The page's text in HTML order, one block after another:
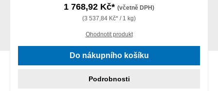
1 768,92 Kč* (včetně DPH)
(3 537,84 Kč* / 1 kg)
Ohodnotit produkt
Do nákupního košíku
Podrobnosti